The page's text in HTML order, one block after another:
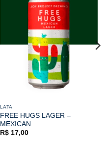
LATA
FREE HUGS LAGER –
MEXICAN
R$17,00